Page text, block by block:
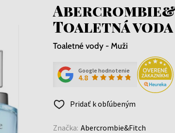
Toaletná voda
Toaletné vody - Muži
Google hodnotenie
4.8
Pridať k obľúbeným
Značka: Abercrombie&Fitch